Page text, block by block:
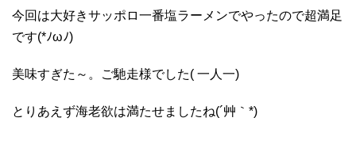
今回は大好きサッポロ一番塩ラーメンでやったので超満足
です(*ﾉωﾉ)
美味すぎた～。ご馳走様でした( 一人一)
とりあえず海老欲は満たせましたね(´艸｀*)